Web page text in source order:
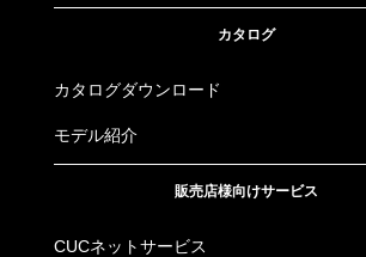
カタログ
カタログダウンロード
モデル紹介
販売店様向けサービス
CUCネットサービス